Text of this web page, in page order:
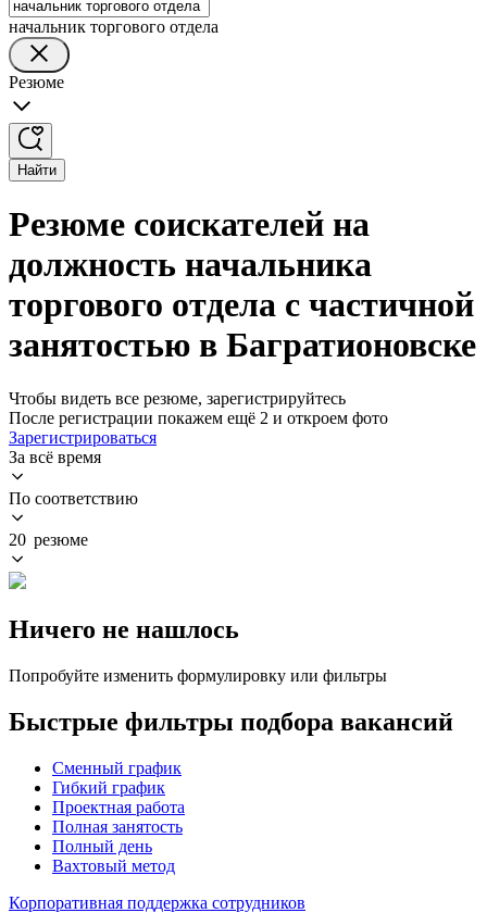
начальник торгового отдела
Резюме
Найти
Резюме соискателей на
должность начальника
торгового отдела с частичной
занятостью в Багратионовске
Чтобы видеть все резюме, зарегистрируйтесь
После регистрации покажем ещё 2 и откроем фото
Зарегистрироваться
За всё время
По соответствию
20 резюме
Ничего не нашлось
Попробуйте изменить формулировку или фильтры
Быстрые фильтры подбора вакансий
Сменный график
Гибкий график
Проектная работа
Полная занятость
Полный день
Вахтовый метод
Корпоративная поддержка сотрудников